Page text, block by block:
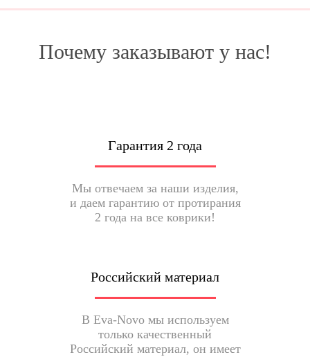
Почему заказывают у нас!
Гарантия 2 года
Мы отвечаем за наши изделия,
и даем гарантию от протирания
2 года на все коврики!
Российский материал
В Eva-Novo мы используем
только качественный
Российский материал, он имеет